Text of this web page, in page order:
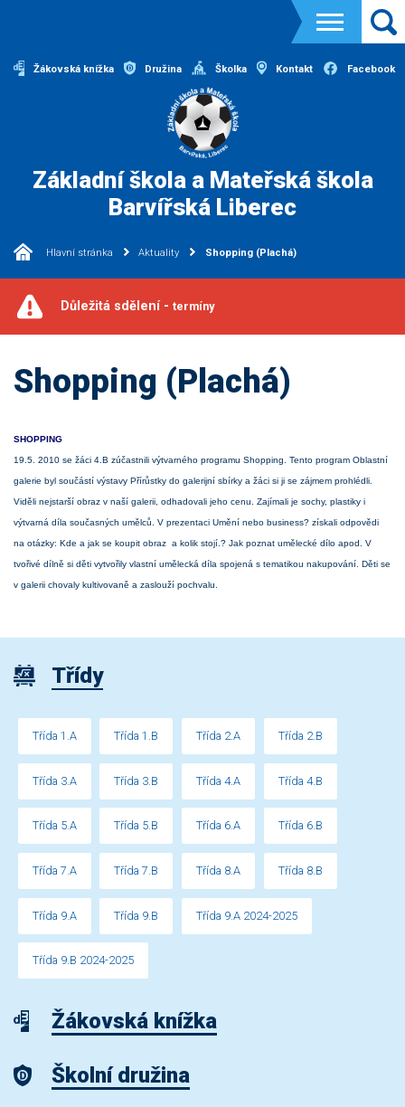
Žákovská knížka Družina Školka Kontakt Facebook
Základní škola a Mateřská škola
Barvířská Liberec
Hlavní stránka Aktuality Shopping (Plachá)
Důležitá sdělení - termíny
Shopping (Plachá)
SHOPPING
19.5. 2010 se žáci 4.B zúčastnili výtvarného programu Shopping. Tento program Oblastní
galerie byl součástí výstavy Přírůstky do galerijní sbírky a žáci si ji se zájmem prohlédli.
Viděli nejstarší obraz v naší galerii, odhadovali jeho cenu. Zajímali je sochy, plastiky i
výtvarná díla současných umělců. V prezentaci Umění nebo business? získali odpovědi
na otázky: Kde a jak se koupit obraz a kolik stojí.? Jak poznat umělecké dílo apod. V
tvořivé dílně si děti vytvořily vlastní umělecká díla spojená s tematikou nakupování. Děti se
v galerii chovaly kultivovaně a zaslouží pochvalu.
Třídy
Třída 1.A Třída 1.B Třída 2.A Třída 2.B
Třída 3.A Třída 3.B Třída 4.A Třída 4.B
Třída 5.A Třída 5.B Třída 6.A Třída 6.B
Třída 7.A Třída 7.B Třída 8.A Třída 8.B
Třída 9.A Třída 9.B Třída 9.A 2024-2025
Třída 9.B 2024-2025
Žákovská knížka
Školní družina